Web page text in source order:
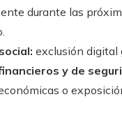
durante las
exclusión digital
y de
o